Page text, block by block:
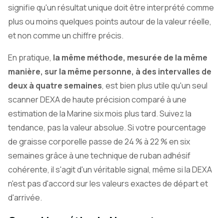
signifie qu'un résultat unique doit être interprété comme
plus ou moins quelques points autour de la valeur réelle,
et non comme un chiffre précis.
En pratique, la même méthode, mesurée de la même
manière, sur la même personne, à des intervalles de
deux à quatre semaines, est bien plus utile qu'un seul
scanner DEXA de haute précision comparé à une
estimation de la Marine six mois plus tard. Suivez la
tendance, pas la valeur absolue. Si votre pourcentage
de graisse corporelle passe de 24 % à 22 % en six
semaines grâce à une technique de ruban adhésif
cohérente, il s'agit d'un véritable signal, même si la DEXA
n'est pas d'accord sur les valeurs exactes de départ et
d'arrivée.